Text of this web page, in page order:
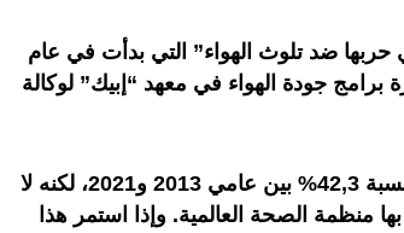
ضد تلوث الهواء” التي بدأت في عام
برامج جودة الهواء في معهد “إبيك” لوكالة
وقد انخفض متوسط تلوث الهواء في الصين بنسبة 42,3% بين عامي 2013 و2021، لكنه لا
الصحة العالمية. وإذا استمر هذا